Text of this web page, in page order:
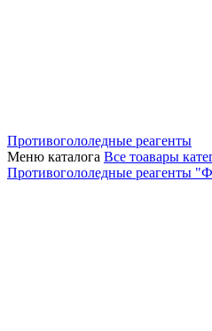
Противогололедные реагенты
Меню каталога Все тоавары
Противогололедные реагенты